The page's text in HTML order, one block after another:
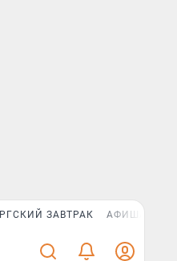
ЗАВТРАК АФИША PLUS